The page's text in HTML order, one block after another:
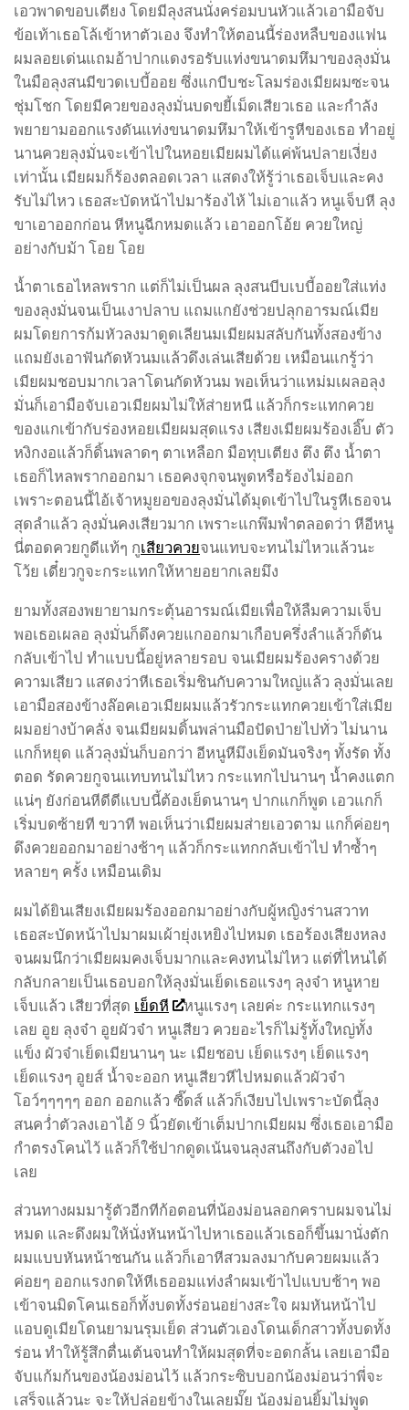
เอวพาดขอบเตียง โดยมีลุงสนนั่งคร่อมบนหัวแล้วเอามือจับ
ข้อเท้าเธอโล้เข้าหาตัวเอง จึงทำให้ตอนนี้ร่องหลืบของแฟน
ผมลอยเด่นแถมอ้าปากแดงรอรับแท่งขนาดมหึมาของลุงมั่น
ในมือลุงสนมีขวดเบบี้ออย ซึ่งแกบีบชะโลมร่องเมียผมซะจน
ชุ่มโชก โดยมีควยของลุงมั่นบดขยี้เม็ดเสียวเธอ และกำลัง
พยายามออกแรงดันแท่งขนาดมหึมาให้เข้ารูหีของเธอ ทำอยู่
นานควยลุงมั่นจะเข้าไปในหอยเมียผมได้แค่พ้นปลายเงี่ยง
เท่านั้น เมียผมก็ร้องตลอดเวลา แสดงให้รู้ว่าเธอเจ็บและคง
รับไม่ไหว เธอสะบัดหน้าไปมาร้องไห้ ไม่เอาแล้ว หนูเจ็บหี ลุง
ขาเอาออกก่อน หีหนูฉีกหมดแล้ว เอาออกโอ้ย ควยใหญ่
อย่างกับม้า โอย โอย
น้ำตาเธอไหลพราก แต่ก็ไม่เป็นผล ลุงสนบีบเบบี้ออยใส่แท่ง
ของลุงมั่นจนเป็นเงาปลาบ แถมแกยังช่วยปลุกอารมณ์เมีย
ผมโดยการก้มหัวลงมาดูดเลียนมเมียผมสลับกันทั้งสองข้าง
แถมยังเอาฟันกัดหัวนมแล้วดึงเล่นเสียด้วย เหมือนแกรู้ว่า
เมียผมชอบมากเวลาโดนกัดหัวนม พอเห็นว่าแหม่มเผลอลุง
มั่นก็เอามือจับเอวเมียผมไม่ให้ส่ายหนี แล้วก็กระแทกควย
ของแกเข้ากับร่องหอยเมียผมสุดแรง เสียงเมียผมร้องเอิ๊บ ตัว
หงิกงอแล้วก็ดิ้นพลาดๆ ตาเหลือก มือทุบเตียง ตึง ตึง น้ำตา
เธอก็ไหลพรากออกมา เธอคงจุกจนพูดหรือร้องไม่ออก
เพราะตอนนี้ไอ้เจ้าหมูยอของลุงมั่นได้มุดเข้าไปในรูหีเธอจน
สุดลำแล้ว ลุงมั่นคงเสียวมาก เพราะแกพึมพำตลอดว่า หีอีหนู
นี่ตอดควยกูดีแท้ๆ กูเสียวควยจนแทบจะทนไม่ไหวแล้วนะ
โว้ย เดี๋ยวกูจะกระแทกให้หายอยากเลยมึง
ยามทั้งสองพยายามกระตุ้นอารมณ์เมียเพื่อให้ลืมความเจ็บ
พอเธอเผลอ ลุงมั่นก็ดึงควยแกออกมาเกือบครึ่งลำแล้วก็ดัน
กลับเข้าไป ทำแบบนี้อยู่หลายรอบ จนเมียผมร้องครางด้วย
ความเสียว แสดงว่าหีเธอเริ่มชินกับความใหญ่แล้ว ลุงมั่นเลย
เอามือสองข้างล๊อคเอวเมียผมแล้วรัวกระแทกควยเข้าใส่เมีย
ผมอย่างบ้าคลั่ง จนเมียผมดิ้นพล่านมือปัดป่ายไปทั่ว ไม่นาน
แกก็หยุด แล้วลุงมั่นก็บอกว่า อีหนูหีมึงเย็ดมันจริงๆ ทั้งรัด ทั้ง
ตอด รัดควยกูจนแทบทนไม่ไหว กระแทกไปนานๆ น้ำคงแตก
แน่ๆ ยังก่อนหีดีดีแบบนี้ต้องเย็ดนานๆ ปากแกก็พูด เอวแกก็
เริ่มบดซ้ายที ขวาที พอเห็นว่าเมียผมส่ายเอวตาม แกก็ค่อยๆ
ดึงควยออกมาอย่างช้าๆ แล้วก็กระแทกกลับเข้าไป ทำซ้ำๆ
หลายๆ ครั้ง เหมือนเดิม
ผมได้ยินเสียงเมียผมร้องออกมาอย่างกับผู้หญิงร่านสวาท
เธอสะบัดหน้าไปมาผมเผ้ายุ่งเหยิงไปหมด เธอร้องเสียงหลง
จนผมนึกว่าเมียผมคงเจ็บมากและคงทนไม่ไหว แต่ที่ไหนได้
กลับกลายเป็นเธอบอกให้ลุงมั่นเย็ดเธอแรงๆ ลุงจ๋า หนูหาย
เจ็บแล้ว เสียวที่สุด เย็ดหี
หนูแรงๆ เลยค่ะ กระแทกแรงๆ
เลย อูย ลุงจ๋า อูยผัวจ๋า หนูเสียว ควยอะไรก็ไม่รู้ทั้งใหญ่ทั้ง
แข็ง ผัวจ๋าเย็ดเมียนานๆ นะ เมียชอบ เย็ดแรงๆ เย็ดแรงๆ
เย็ดแรงๆ อูยส์ น้ำจะออก หนูเสียวหีไปหมดแล้วผัวจ๋า
โอว์ๆๆๆๆๆ ออก ออกแล้ว ซี๊ดส์ แล้วก็เงียบไปเพราะบัดนี้ลุง
สนคว่ำตัวลงเอาไอ้ 9 นิ้วยัดเข้าเต็มปากเมียผม ซึ่งเธอเอามือ
กำตรงโคนไว้ แล้วก็ใช้ปากดูดเน้นจนลุงสนถึงกับตัวงอไป
เลย
ส่วนทางผมมารู้ตัวอีกทีก้อตอนที่น้องม่อนลอกคราบผมจนไม่
หมด และดึงผมให้นั่งหันหน้าไปหาเธอแล้วเธอก็ขึ้นมานั่งตัก
ผมแบบหันหน้าชนกัน แล้วก็เอาหีสวมลงมากับควยผมแล้ว
ค่อยๆ ออกแรงกดให้หีเธออมแท่งลำผมเข้าไปแบบช้าๆ พอ
เข้าจนมิดโคนเธอก็ทั้งบดทั้งร่อนอย่างสะใจ ผมหันหน้าไป
แอบดูเมียโดนยามนรุมเย็ด ส่วนตัวเองโดนเด็กสาวทั้งบดทั้ง
ร่อน ทำให้รู้สึกตื่นเต้นจนทำให้ผมสุดที่จะอดกลั้น เลยเอามือ
จับแก้มก้นของน้องม่อนไว้ แล้วกระซิบบอกน้องม่อนว่าพี่จะ
เสร็จแล้วนะ จะให้ปล่อยข้างในเลยมั๊ย น้องม่อนยิ้มไม่พูด